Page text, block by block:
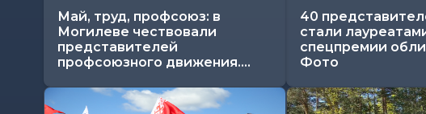
Май, труд, профсоюз: в
Могилеве чествовали
представителей
профсоюзного движения....
40
стали
спецпремии
Фото